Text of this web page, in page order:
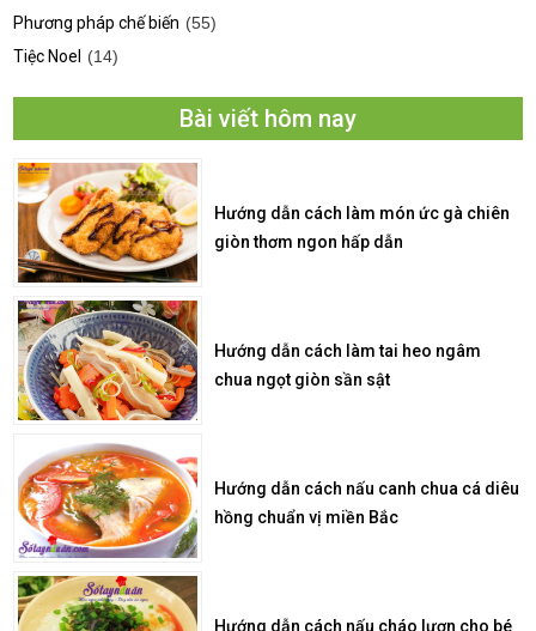
Phương pháp chế biến (55)
Tiệc Noel
(14)
Bài viết hôm nay
Hướng dẫn cách làm món ức gà chiên
giòn thơm ngon hấp dẫn
Hướng dẫn cách làm tai heo ngâm
chua ngọt giòn sần sật
Hướng dẫn cách nấu canh chua cá diêu
hồng chuẩn vị miền Bắc
Hướng dẫn cách nấu cháo lươn cho bé